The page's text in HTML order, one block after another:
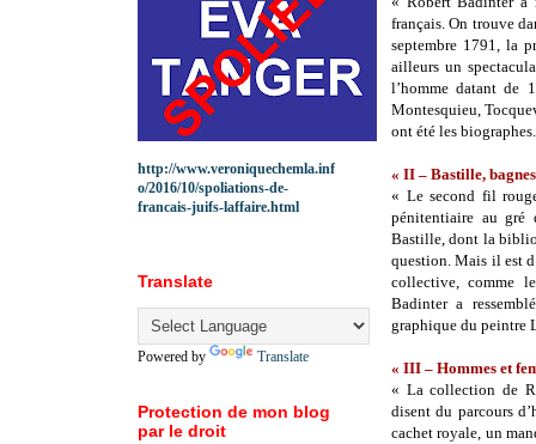
français. On trouve
septembre 1791, la
ailleurs un
l’homme datant de
Montesquieu,
ont été les
« II – Bastille,
« Le second fil
pénitentiaire au gré
Bastille, dont la
question. Mais il est
collective, comme
Badinter a
graphique du peintre
« III – Hommes et
« La collection de
disent du parcours
cachet royale, un
http://www.veroniquechemla.inf
o/2016/10/spoliations-de-
francais-juifs-laffaire.html
Translate
Powered by Translate
Protection de mon blog
par le droit